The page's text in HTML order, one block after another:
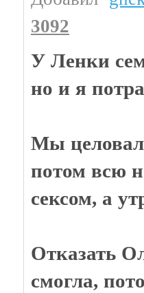
3092
У Ленки
но и я
Мы
потом всю
сексом, а
Отказать
смогла,